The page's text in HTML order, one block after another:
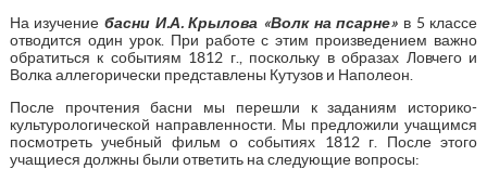
На изучениебасни И.А. Крылова «Волк на псарне» в 5 классе
отводится один урок. При работе с этим произведением важно
обратиться к событиям 1812 г., поскольку в образах Ловчего и
Волка аллегорически представлены Кутузов и Наполеон.
После прочтения басни мы перешли к заданиям историко-
культурологической направленности. Мы предложили учащимся
посмотреть учебный фильм о событиях 1812 г. После этого
учащиеся должны были ответить на следующие вопросы: